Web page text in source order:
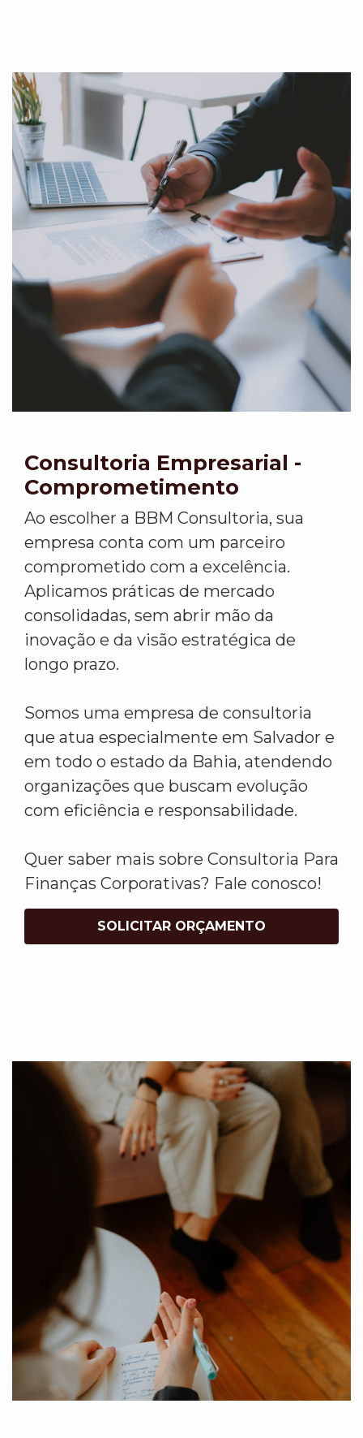
Consultoria Empresarial -
Comprometimento
Ao escolher a BBM Consultoria, sua
empresa conta com um parceiro
comprometido com a excelência.
Aplicamos práticas de mercado
consolidadas, sem abrir mão da
inovação e da visão estratégica de
longo prazo.
Somos uma empresa de consultoria
que atua especialmente em Salvador e
em todo o estado da Bahia, atendendo
organizações que buscam evolução
com eficiência e responsabilidade.
Quer saber mais sobre Consultoria Para
Finanças Corporativas? Fale conosco!
SOLICITAR ORÇAMENTO